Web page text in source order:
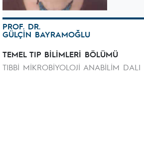
PROF. DR.
GÜLÇİN BAYRAMOĞLU
TEMEL TIP BİLİMLERİ BÖLÜMÜ
TIBBİ MİKROBİYOLOJİ ANABİLİM DALI